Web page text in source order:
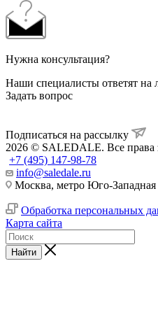
Нужна консультация?
Наши специалисты ответят
Задать вопрос
Подписаться на рассылку
2026 © SALEDALE. Все
+7 (495) 147-98-78
info@saledale.ru
Москва, метро Юго-Западная
Обработка персональных
Карта сайта
Найти